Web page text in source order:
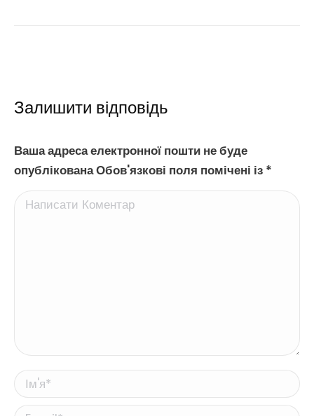
Залишити відповідь
Ваша адреса електронної пошти не буде
опублікована Обов'язкові поля помічені із *
Написати Коментар
Ім'я *